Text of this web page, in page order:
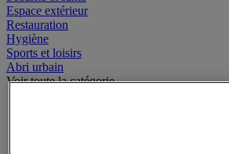
Sécurité et santé
Espace extérieur
Restauration
Hygiène
Sports et loisirs
Abri urbain